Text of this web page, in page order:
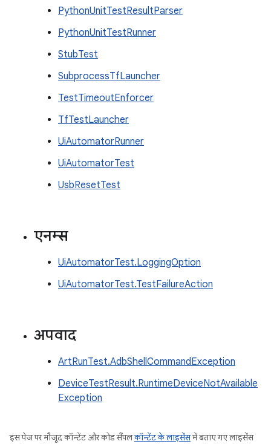
PythonUnitTestResultParser
PythonUnitTestRunner
StubTest
SubprocessTfLauncher
TestTimeoutEnforcer
TfTestLauncher
UiAutomatorRunner
UiAutomatorTest
UsbResetTest
एनम्स
UiAutomatorTest.LoggingOption
UiAutomatorTest.TestFailureAction
अपवाद
ArtRunTest.AdbShellCommandException
DeviceTestResult.RuntimeDeviceNotAvailable
Exception
इस पेज पर मौजूद कॉन्टेंट और कोड सैंपलकॉन्टेंट के लाइसेंसमें बताए गए लाइसेंस